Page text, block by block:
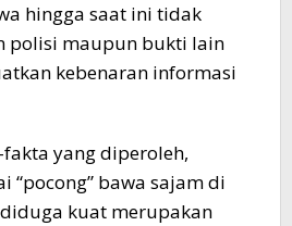
hingga saat ini tidak
polisi maupun bukti lain
kebenaran informasi
yang diperoleh,
“pocong” bawa sajam di
diduga kuat merupakan